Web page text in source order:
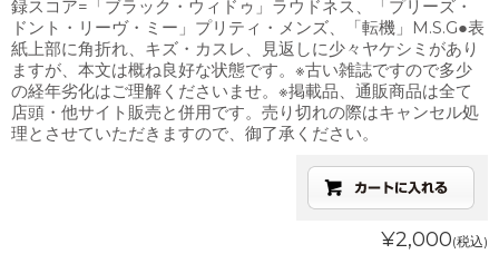
録スコア=「ブラック・ウィドゥ」ラウドネス、「プリーズ・
ドント・リーヴ・ミー」プリティ・メンズ、「転機」M.S.G●表
紙上部に角折れ、キズ・カスレ、見返しに少々ヤケシミがあり
ますが、本文は概ね良好な状態です。※古い雑誌ですので多少
の経年劣化はご理解くださいませ。※掲載品、通販商品は全て
店頭・他サイト販売と併用です。売り切れの際はキャンセル処
理とさせていただきますので、御了承ください。
¥2,000(税込)